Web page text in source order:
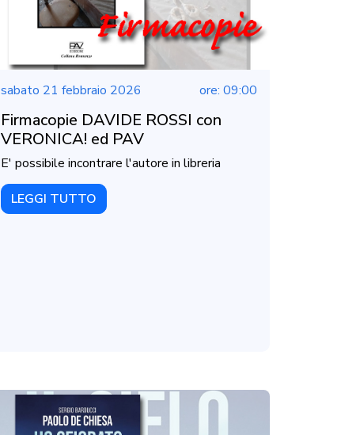
sabato 21 febbraio 2026 ore: 09:00
Firmacopie DAVIDE ROSSI con
VERONICA! ed PAV
E' possibile incontrare l'autore in libreria
LEGGI TUTTO